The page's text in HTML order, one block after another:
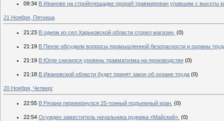
09:34 В Иванове на стройплощадке прораб травмирован упавшим с высоты
21 Ноября, Пятница
21:23 В одном из сел Харьковской области сгорел магазин. (0)
21:19 В Пензе обсудили вопросы промышленной безопасности и охраны
21:19 В Югре снизился уровень травматизма на производстве (0)
21:18 В Ивановской области будет принят закон об охране труда (0)
20 Ноября, Четверг
22:55 В Рязани перевернулся 25-тонный подъемный кран. (0)
22:54 Осужден заместитель начальника рудника «Майский». (0)